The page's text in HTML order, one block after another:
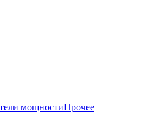
мощностиПрочее